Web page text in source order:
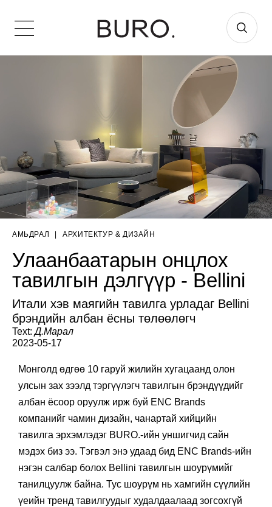
АМЬДРАЛ AРХИТЕКТУР & ДИЗАЙН
Улаанбаатарын онцлох
тавилгын дэлгүүр - Bellini
Итали хэв маягийн тавилга урладаг Bellini
брэндийн албан ёсны төлөөлөгч
Text:Д.Марал
2023-05-17
Монголд өдгөө 10 гаруй жилийн хугацаанд олон
улсын зах зээлд тэргүүлэгч тавилгын брэндүүдийг
албан ёсоор оруулж ирж буй ENC Brands
компанийг чамин дизайн, чанартай хийцийн
тавилга эрхэмлэдэг BURO.-ийн уншигчид сайн
мэдэх биз ээ. Тэгвэл энэ удаад бид ENC Brands-ийн
нэгэн салбар болох Bellini тавилгын шоурүмийг
танилцуулж байна. Тус шоурүм нь хамгийн сүүлийн
үеийн тренд тавилгуудыг худалдаалаад зогсохгүй